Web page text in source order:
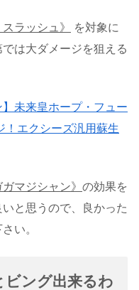
ラッシュ》
を対象に
は大ダメージを狙える
】未来皇ホープ・フュー
！エクシーズ汎用蘇生
ガマジシャン》 の効果を
と思うので、良かった
い。
ビング出来るわ